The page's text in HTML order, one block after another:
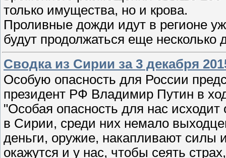
только имущества, но и крова.
Проливные дожди идут в регионе
будут продолжаться еще
Сводка из Сирии за 3 декабря
Особую опасность для России
президент РФ Владимир Путин в
"Особая опасность для нас
в Сирии, среди них немало
деньги, оружие, накапливают силы
окажутся и у нас, чтобы сеять